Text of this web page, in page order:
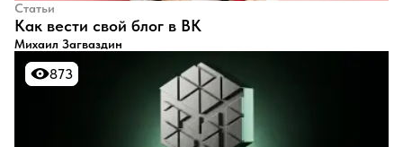
Статьи
​Как вести свой блог в ВК
Михаил Загваздин
873
873